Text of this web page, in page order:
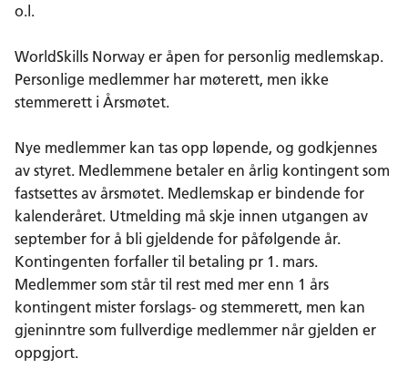
o.l.
WorldSkills Norway er åpen for personlig medlemskap.
Personlige medlemmer har møterett, men ikke
stemmerett i Årsmøtet.
Nye medlemmer kan tas opp løpende, og godkjennes
av styret. Medlemmene betaler en årlig kontingent som
fastsettes av årsmøtet. Medlemskap er bindende for
kalenderåret. Utmelding må skje innen utgangen av
september for å bli gjeldende for påfølgende år.
Kontingenten forfaller til betaling pr 1. mars.
Medlemmer som står til rest med mer enn 1 års
kontingent mister forslags- og stemmerett, men kan
gjeninntre som fullverdige medlemmer når gjelden er
oppgjort.